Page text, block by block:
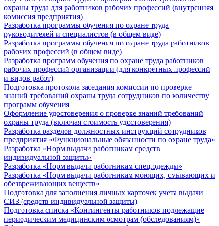
охраны труда для работников рабочих профессий (внутренняя
комиссия предприятия)
Разработка программы обучения по охране труда
руководителей и специалистов (в общем виде)
Разработка программы обучения по охране труда работников
рабочих профессий (в общем виде)
Разработка программ обучения по охране труда работников
рабочих профессий организации (для конкретных профессий
и видов работ)
Подготовка протокола заседания комиссии по проверке
знаний требований охраны труда сотрудников по количеству
программ обучения
Оформление удостоверения о проверке знаний требований
охраны труда (включая стоимость удостоверения)
Разработка разделов должностных инструкций сотрудников
предприятия «Функциональные обязанности по охране труда»
Разработка «Норм выдачи работникам средств
индивидуальной защиты»
Разработка «Норм выдачи работникам спец.одежды»
Разработка «Норм выдачи работникам моющих, смывающих и
обезвреживающих веществ»
Подготовка для заполнения личных карточек учета выдачи
СИЗ (средств индивидуальной защиты)
Подготовка списка «Контингенты работников подлежащие
периодическим медицинским осмотрам (обследованиям)»